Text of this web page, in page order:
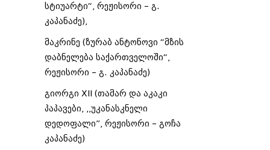
სტიუარტი“, რეჟისორი – გ.
კაპანაძე),
მაკრინე (ზურაბ ანტონოვი “მზის
დაბნელება საქართველოში“,
რეჟისორი – გ. კაპანაძე)
გიორგი XII (თამარ და აკაკი
პაპავები, ,,უკანასკნელი
დედოფალი”, რეჟისორი – გოჩა
კაპანაძე)